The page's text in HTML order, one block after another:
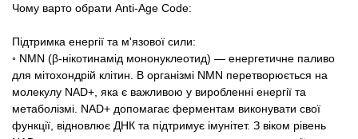
Чому варто обрати Anti-Age Code:
Підтримка енергії та м'язової сили:
◦ NMN (β-нікотинамід мононуклеотид) — енергетичне паливо
для мітохондрій клітин. В організмі NMN перетворюється на
молекулу NAD+, яка є важливою у виробленні енергії та
метаболізмі. NAD+ допомагає ферментам виконувати свої
функції, відновлює ДНК та підтримує імунітет. З віком рівень